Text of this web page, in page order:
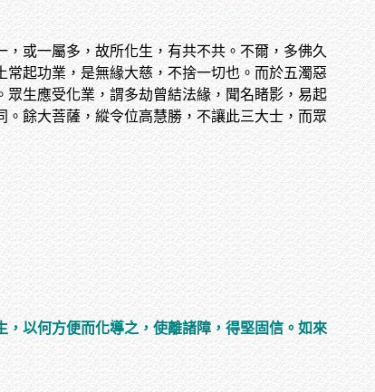
或一屬多，故所化生，有共不共。不爾，多佛久
起功業，是無緣大慈，不捨一切也。而於五濁惡
生應受化業，謂多劫曾結法緣，聞名睹影，易起
餘大菩薩，縱令位高慧勝，不讓此三大士，而眾
以何方便而化導之，使離諸障，得堅固信。如來